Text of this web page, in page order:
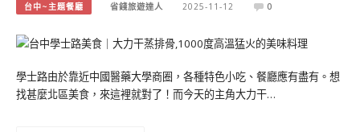
台中~主題餐廳 省錢旅遊達人 2025-11-12 0
學士路由於靠近中國醫藥大學商圈，各種特色小吃、餐廳應有盡有。想
找甚麼北區美食，來這裡就對了！而今天的主角大力干…